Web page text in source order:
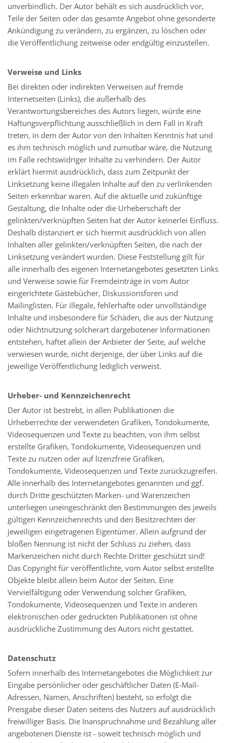
unverbindlich. Der Autor behält es sich ausdrücklich vor,
Teile der Seiten oder das gesamte Angebot ohne gesonderte
Ankündigung zu verändern, zu ergänzen, zu löschen oder
die Veröffentlichung zeitweise oder endgültig einzustellen.
Verweise und Links
Bei direkten oder indirekten Verweisen auf fremde
Internetseiten (Links), die außerhalb des
Verantwortungsbereiches des Autors liegen, würde eine
Haftungsverpflichtung ausschließlich in dem Fall in Kraft
treten, in dem der Autor von den Inhalten Kenntnis hat und
es ihm technisch möglich und zumutbar wäre, die Nutzung
im Falle rechtswidriger Inhalte zu verhindern. Der Autor
erklärt hiermit ausdrücklich, dass zum Zeitpunkt der
Linksetzung keine illegalen Inhalte auf den zu verlinkenden
Seiten erkennbar waren. Auf die aktuelle und zukünftige
Gestaltung, die Inhalte oder die Urheberschaft der
gelinkten/verknüpften Seiten hat der Autor keinerlei Einfluss.
Deshalb distanziert er sich hiermit ausdrücklich von allen
Inhalten aller gelinkten/verknüpften Seiten, die nach der
Linksetzung verändert wurden. Diese Feststellung gilt für
alle innerhalb des eigenen Internetangebotes gesetzten Links
und Verweise sowie für Fremdeinträge in vom Autor
eingerichtete Gästebücher, Diskussionsforen und
Mailinglisten. Für illegale, fehlerhafte oder unvollständige
Inhalte und insbesondere für Schäden, die aus der Nutzung
oder Nichtnutzung solcherart dargebotener Informationen
entstehen, haftet allein der Anbieter der Seite, auf welche
verwiesen wurde, nicht derjenige, der über Links auf die
jeweilige Veröffentlichung lediglich verweist.
Urheber- und Kennzeichenrecht
Der Autor ist bestrebt, in allen Publikationen die
Urheberrechte der verwendeten Grafiken, Tondokumente,
Videosequenzen und Texte zu beachten, von ihm selbst
erstellte Grafiken, Tondokumente, Videosequenzen und
Texte zu nutzen oder auf lizenzfreie Grafiken,
Tondokumente, Videosequenzen und Texte zurückzugreifen.
Alle innerhalb des Internetangebotes genannten und ggf.
durch Dritte geschützten Marken- und Warenzeichen
unterliegen uneingeschränkt den Bestimmungen des jeweils
gültigen Kennzeichenrechts und den Besitzrechten der
jeweiligen eingetragenen Eigentümer. Allein aufgrund der
bloßen Nennung ist nicht der Schluss zu ziehen, dass
Markenzeichen nicht durch Rechte Dritter geschützt sind!
Das Copyright für veröffentlichte, vom Autor selbst erstellte
Objekte bleibt allein beim Autor der Seiten. Eine
Vervielfältigung oder Verwendung solcher Grafiken,
Tondokumente, Videosequenzen und Texte in anderen
elektronischen oder gedruckten Publikationen ist ohne
ausdrückliche Zustimmung des Autors nicht gestattet.
Datenschutz
Sofern innerhalb des Internetangebotes die Möglichkeit zur
Eingabe persönlicher oder geschäftlicher Daten (E-Mail-
Adressen, Namen, Anschriften) besteht, so erfolgt die
Preisgabe dieser Daten seitens des Nutzers auf ausdrücklich
freiwilliger Basis. Die Inanspruchnahme und Bezahlung aller
angebotenen Dienste ist - soweit technisch möglich und